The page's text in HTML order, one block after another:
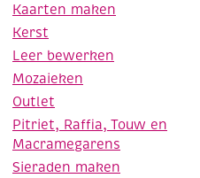
Kaarten maken
Kerst
Leer bewerken
Mozaieken
Outlet
Pitriet, Raffia, Touw en
Macramegarens
Sieraden maken